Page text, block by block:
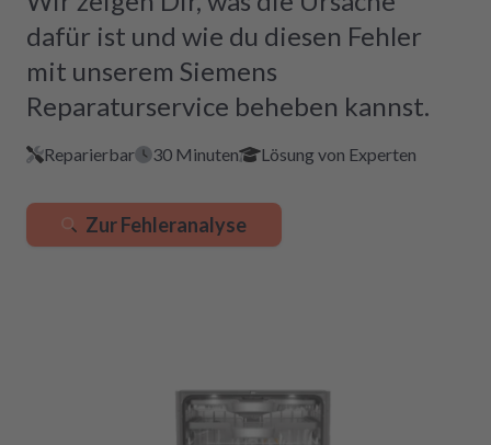
dafür ist und wie du diesen Fehler
mit unserem Siemens
Reparaturservice beheben kannst.
Reparierbar 30 Minuten Lösung von Experten
Zur Fehleranalyse